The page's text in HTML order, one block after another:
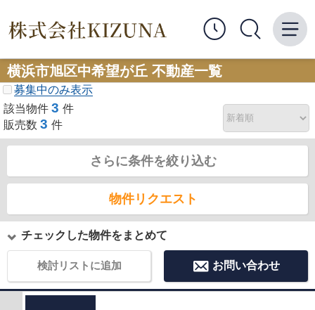
横浜市旭区中希望が丘 不動産一覧
募集中のみ表示
該当物件 3 件
販売数 3 件
さらに条件を絞り込む
物件リクエスト
チェックした物件をまとめて
検討リストに追加 お問い合わせ